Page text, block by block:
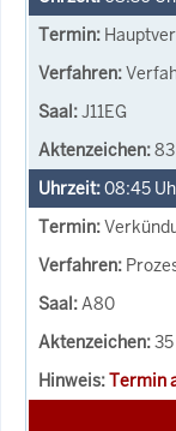
J11EG
08:45
A80
Termin